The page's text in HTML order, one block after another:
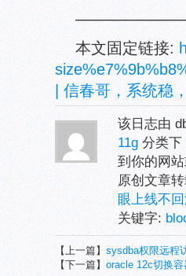
本文固定链接:
| 信春哥，系统稳
该日志由
11g 分类下
到你的网站
原创文章
眼上线不回
关键字:
【上一篇】 sysdba权限远程
【下一篇】 oracle 12c切换